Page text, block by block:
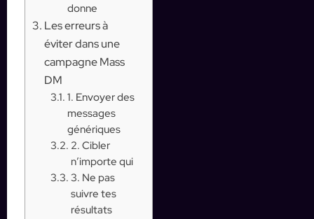
donne
Les erreurs à
éviter dans une
campagne Mass
DM
1. Envoyer des
messages
génériques
2. Cibler
n’importe qui
3. Ne pas
suivre tes
résultats